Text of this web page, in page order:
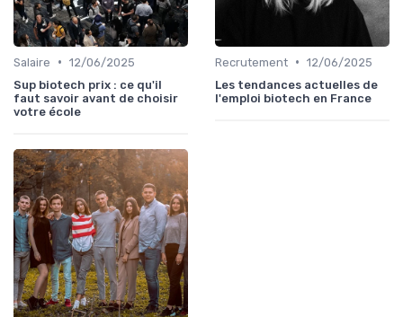
Salaire • 12/06/2025
Sup biotech prix : ce qu'il
faut savoir avant de choisir
votre école
Recrutement • 12/06/2025
Les tendances actuelles de
l'emploi biotech en France